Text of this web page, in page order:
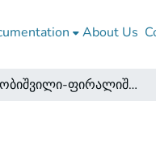
About Us
იაკობიშვილი-ფირალიშვილი, ლელა